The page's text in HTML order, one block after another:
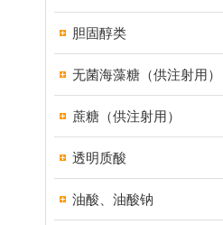
胆固醇类
无菌海藻糖（供注射用）
蔗糖（供注射用）
透明质酸
油酸、油酸钠